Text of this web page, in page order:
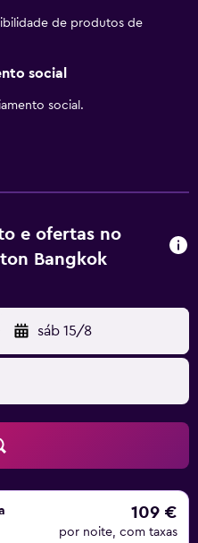
de produtos de
social
social.
e ofertas no
Bangkok
sáb 15/8
109 €
por noite, com taxas